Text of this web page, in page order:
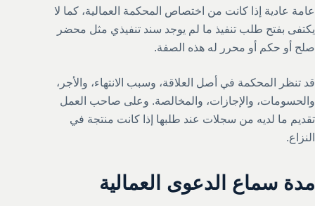
عامة عادية إذا كانت من اختصاص المحكمة العمالية، كما لا
يكتفى بفتح طلب تنفيذ ما لم يوجد سند تنفيذي مثل محضر
صلح أو حكم أو محرر له هذه الصفة.
قد تنظر المحكمة في أصل العلاقة، وسبب الانتهاء، والأجر،
والحسومات، والإجازات، والمخالصة. وعلى صاحب العمل
تقديم ما لديه من سجلات عند طلبها إذا كانت منتجة في
النزاع.
مدة سماع الدعوى العمالية